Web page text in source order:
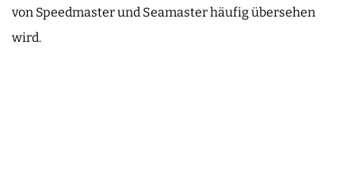
von Speedmaster und Seamaster häufig übersehen
wird.